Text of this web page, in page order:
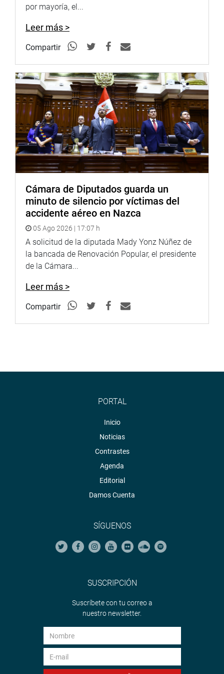
un informe en minoría, dijo que el Decreto de Urgencia
busca recuperar al Ministerio de Educación como ente
rector de la educación en el país.
Cuando por un tema de funcionamiento de la
universidad, no se alcanzan condiciones básicas de
calidad y se vulnera el derecho de los jóvenes de
continuar con sus estudios, creemos que el Estado sí
debe de entrar a fortalecer la universidad”, indicó Ochoa.
PRENSA-CONGRESO
por mayoría, el...
Leer más >
Compartir
Cámara de Diputados guarda un
minuto de silencio por víctimas del
accidente aéreo en Nazca
05 Ago 2026 | 17:07 h
A solicitud de la diputada Mady Yonz Núñez de
la bancada de Renovación Popular, el presidente
de la Cámara...
Leer más >
Compartir
PORTAL
Inicio
Noticias
Contrastes
Agenda
Editorial
Damos Cuenta
SÍGUENOS
SUSCRIPCIÓN
Suscríbete con tu correo a
nuestro newsletter.